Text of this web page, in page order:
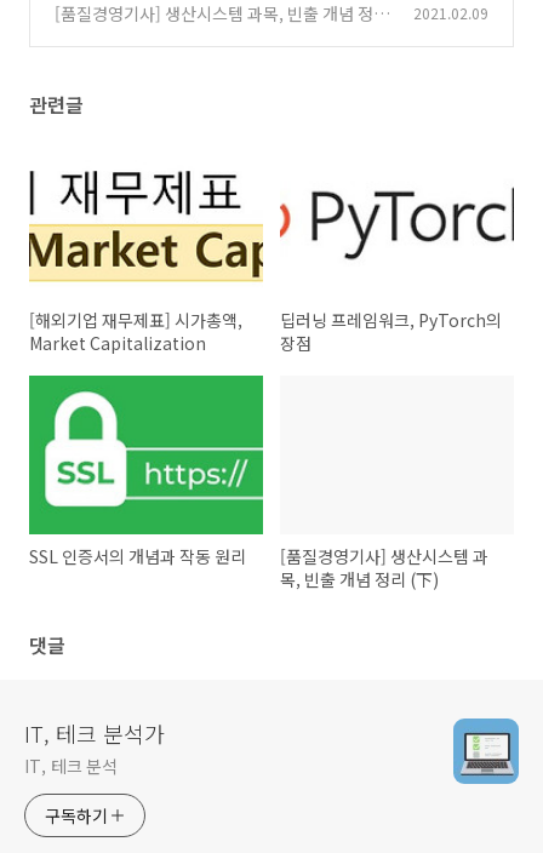
[품질경영기사] 생산시스템 과목, 빈출 개념 정리
2021.02.09
관련글
[해외기업 재무제표] 시가총액,
Market Capitalization
딥러닝 프레임워크, PyTorch의
장점
SSL 인증서의 개념과 작동 원리
[품질경영기사] 생산시스템 과
목, 빈출 개념 정리 (下)
댓글
IT, 테크 분석가
IT, 테크 분석
구독하기